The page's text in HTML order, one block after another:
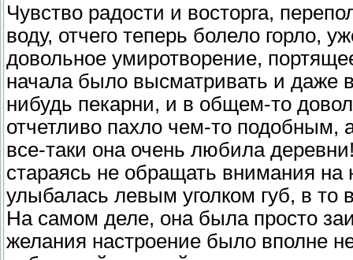
Чувство радости и восторга,
воду, отчего теперь болело горло,
довольное умиротворение,
начала было высматривать и даже
нибудь пекарни, и в общем-то
отчетливо пахло чем-то
все-таки она очень любила
стараясь не обращать внимания
улыбалась левым уголком губ, в то
На самом деле, она была просто
желания настроение было вполне